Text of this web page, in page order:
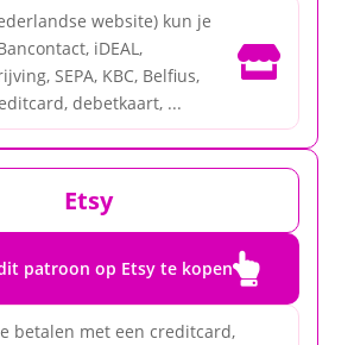
website) kun je
iDEAL,
SEPA, KBC, Belfius,
debetkaart, ...

Etsy
patroon op Etsy te kopen
betalen met een creditcard,